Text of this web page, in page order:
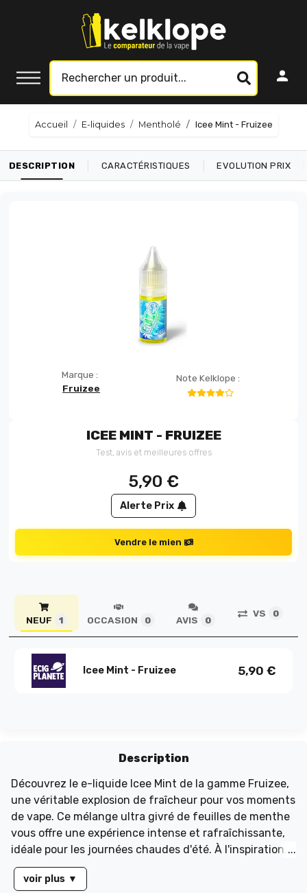
Accueil E-liquides Mentholé Icee Mint - Fruizee
DESCRIPTION CARACTÉRISTIQUES EVOLUTION PRIX
Marque :
Fruizee
Note Kelklope :
ICEE MINT - FRUIZEE
Test, avis et meilleures offres
5,90 €
Alerte Prix
Vendre le mien
NEUF 1 OCCASION 0 AVIS 0
VS 0
Icee Mint - Fruizee 5,90 €
Description
Découvrez le e-liquide Icee Mint de la gamme Fruizee,
une véritable explosion de fraîcheur pour vos moments
de vape. Ce mélange ultra givré de feuilles de menthe
vous offre une expérience intense et rafraîchissante,
idéale pour les journées chaudes d'été. À l'inspiration
comme à l'expiration, profitez d'une brise fraîche qui
ravira vos sens. Disponible en flacon de 10 ml, Icee Mint
voir plus ▼